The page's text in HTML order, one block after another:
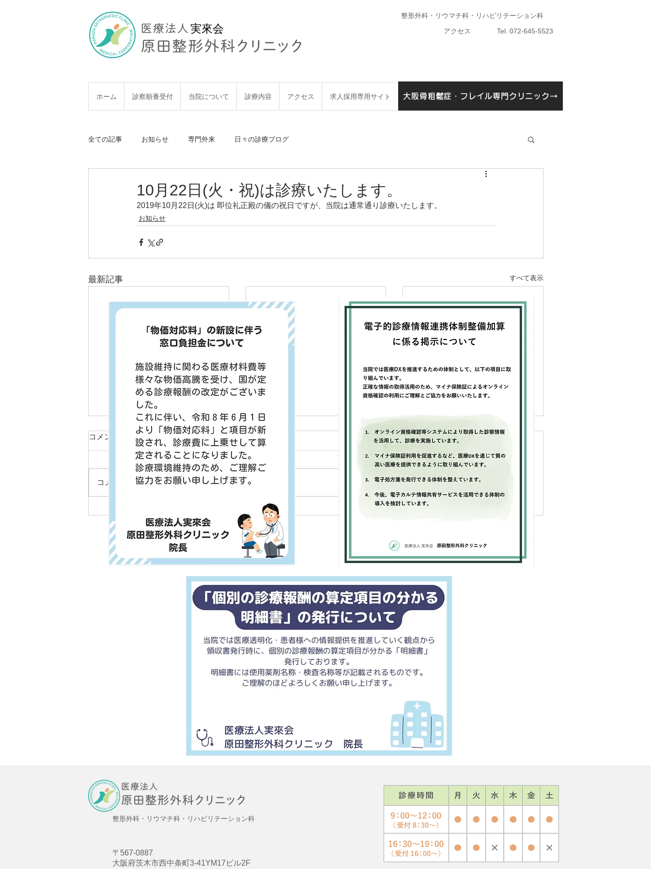
実來会
整形外科・リウマチ科・リハビリテーション科
アクセス
Tel. 072-645-5523
ホーム 診察順番受付 当院について 診療内容 アクセス 求人採用専用サイト 大阪骨粗鬆症・フレイル専門クリニック開設告知
大阪骨粗鬆症・フレイル専門クリニック→
全ての記事 お知らせ 専門外来 日々の診療ブログ
10月22日(火・祝)は診療いたします。
2019年10月22日(火)は 即位礼正殿の儀の祝日ですが、当院は通常通り診療いたします。
お知らせ
最新記事 すべて表示
令和4年度インフルエンザ予
防接種のお知らせ
令和4年10月1日より、インフル
エンザ予防接種の予約受付を開始
します。 接種はワクチン専用時
間帯に行います。 通常の外来診
でご注意ください。 ワクチン数
に限りがございますため、事前予
約制とさせていただきます。...
2021年の祝日移動に伴う診療
日変更のお知らせ
2021年の「海の日」は7月22日、
りました。それに伴い当院の休診
日は以下の通りとなります。 お
間違えの無いようにお願いいたし
ます。 ７月１９日 通常通り ７
月２２日 祝日のため休診 ７月
２３日 祝日のため休診...
GW休診とリニューアルのお
知らせ
当院では、患者様により良い医療
を提供するため、リハビリ室の改
す。 そのため、工事期間として
変更となりリハビリの内容・料金
が変更になります。...
コメント
コメントを追加…
整形外科・リウマチ科・リハビリテーション科
〒567-0887
大阪府茨木市西中条町3-41YM17ビル2F